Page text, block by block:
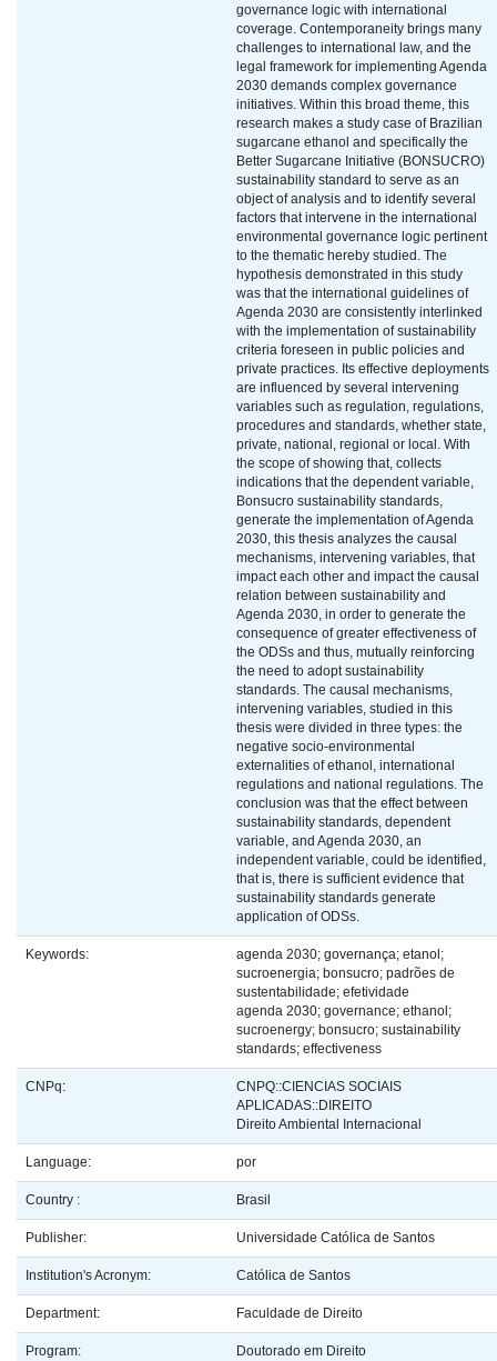
governance logic with international
coverage. Contemporaneity brings many
challenges to international law, and the
legal framework for implementing Agenda
2030 demands complex governance
initiatives. Within this broad theme, this
research makes a study case of Brazilian
sugarcane ethanol and specifically the
Better Sugarcane Initiative (BONSUCRO)
sustainability standard to serve as an
object of analysis and to identify several
factors that intervene in the international
environmental governance logic pertinent
to the thematic hereby studied. The
hypothesis demonstrated in this study
was that the international guidelines of
Agenda 2030 are consistently interlinked
with the implementation of sustainability
criteria foreseen in public policies and
private practices. Its effective deployments
are influenced by several intervening
variables such as regulation, regulations,
procedures and standards, whether state,
private, national, regional or local. With
the scope of showing that, collects
indications that the dependent variable,
Bonsucro sustainability standards,
generate the implementation of Agenda
2030, this thesis analyzes the causal
mechanisms, intervening variables, that
impact each other and impact the causal
relation between sustainability and
Agenda 2030, in order to generate the
consequence of greater effectiveness of
the ODSs and thus, mutually reinforcing
the need to adopt sustainability
standards. The causal mechanisms,
intervening variables, studied in this
thesis were divided in three types: the
negative socio-environmental
externalities of ethanol, international
regulations and national regulations. The
conclusion was that the effect between
sustainability standards, dependent
variable, and Agenda 2030, an
independent variable, could be identified,
that is, there is sufficient evidence that
sustainability standards generate
application of ODSs.
Keywords:
agenda 2030; governança; etanol;
sucroenergia; bonsucro; padrões de
sustentabilidade; efetividade
agenda 2030; governance; ethanol;
sucroenergy; bonsucro; sustainability
standards; effectiveness
CNPq:
CNPQ::CIENCIAS SOCIAIS
APLICADAS::DIREITO
Direito Ambiental Internacional
Language: por
Country : Brasil
Publisher: Universidade Católica de Santos
Institution's Acronym: Católica de Santos
Department: Faculdade de Direito
Program: Doutorado em Direito